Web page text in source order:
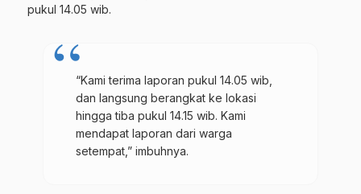
pukul 14.05 wib.
“Kami terima laporan pukul 14.05 wib,
dan langsung berangkat ke lokasi
hingga tiba pukul 14.15 wib. Kami
mendapat laporan dari warga
setempat,” imbuhnya.